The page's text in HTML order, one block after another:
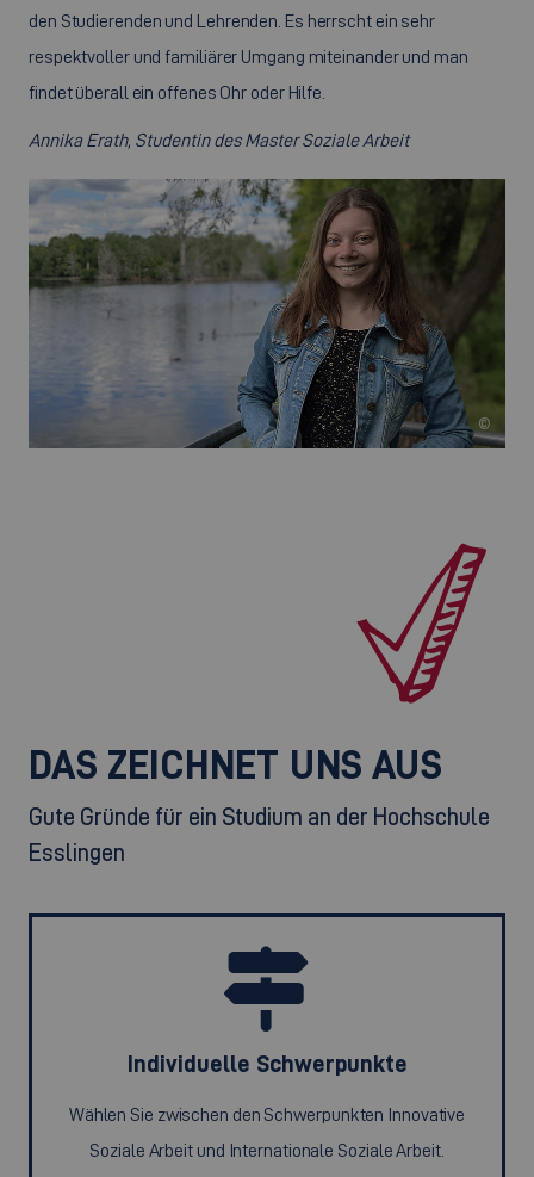
den Studierenden und Lehrenden. Es herrscht ein sehr
respektvoller und familiärer Umgang miteinander und man
findet überall ein offenes Ohr oder Hilfe.
Annika Erath, Studentin des Master Soziale Arbeit
©
DAS ZEICHNET UNS AUS
Gute Gründe für ein Studium an der Hochschule
Esslingen
Individuelle Schwerpunkte
Wählen Sie zwischen den Schwerpunkten Innovative
Soziale Arbeit und Internationale Soziale Arbeit.